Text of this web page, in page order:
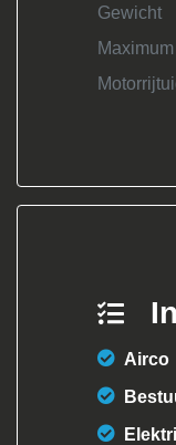
Gewicht
Airco